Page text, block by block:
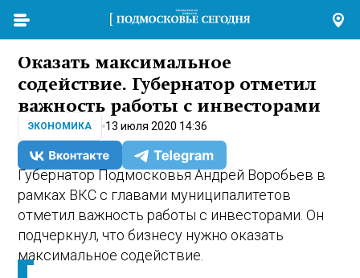
Оказать максимальное
содействие. Губернатор отметил
важность работы с инвесторами
ЭКОНОМИКА 13 июля 2020 14:36
Губернатор Подмосковья Андрей Воробьев в
рамках ВКС с главами муниципалитетов
отметил важность работы с инвесторами. Он
подчеркнул, что бизнесу нужно оказать
максимальное содействие.